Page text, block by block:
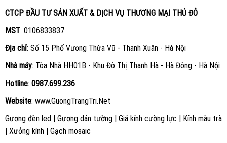
CTCP ĐẦU TƯ SẢN XUẤT & DỊCH VỤ THƯƠNG MẠI THỦ ĐÔ
MST: 0106833837
Địa chỉ: Số 15 Phố Vương Thừa Vũ - Thanh Xuân - Hà Nội
Nhà máy: Tòa Nhà HH01B - Khu Đô Thị Thanh Hà - Hà Đông - Hà Nội
Hotline: 0987.699.236
Website: www.GuongTrangTri.Net
Gương đèn led
Gương dán tường| Giá kính cường lực
Kính màu trà
Xưởng kính| Gạch mosaic